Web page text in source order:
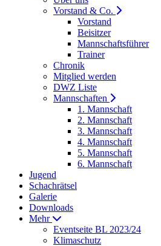
Vorstand & Co.
Vorstand
Beisitzer
Mannschaftsführer
Trainer
Chronik
Mitglied werden
DWZ Liste
Mannschaften
1. Mannschaft
2. Mannschaft
3. Mannschaft
4. Mannschaft
5. Mannschaft
6. Mannschaft
Jugend
Schachrätsel
Galerie
Downloads
Mehr
Eventseite BL 2023/24
Klimaschutz